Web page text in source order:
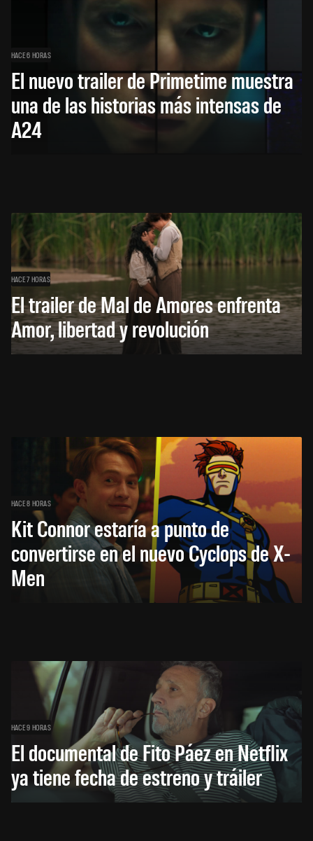
HACE 6 HORAS
El nuevo trailer de Primetime muestra
una de las historias más intensas de
A24
HACE 7 HORAS
El trailer de Mal de Amores enfrenta
Amor, libertad y revolución
HACE 8 HORAS
Kit Connor estaría a punto de
convertirse en el nuevo Cyclops de X-
Men
HACE 9 HORAS
El documental de Fito Páez en Netflix
ya tiene fecha de estreno y tráiler